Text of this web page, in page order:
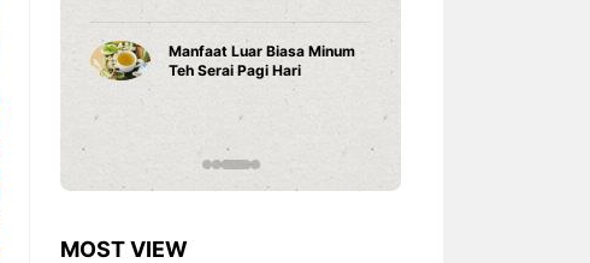
Cara Belajar yang Tepat
Potensinya
MOST VIEW